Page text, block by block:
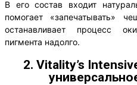
В его состав входит
помогает «запечатывать»
останавливает процесс
пигмента надолго.
2. Vitality’s